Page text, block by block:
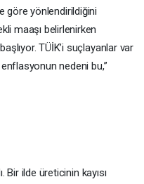
göre yönlendirildiğini
maaşı belirlenirken
TÜİK’i suçlayanlar var
nedeni bu,”
Bir ilde üreticinin kayısı